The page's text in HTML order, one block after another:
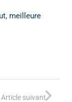
, meilleure
Article suivant